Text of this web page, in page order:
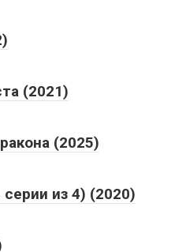
(2021)
(2025)
из 4) (2020)